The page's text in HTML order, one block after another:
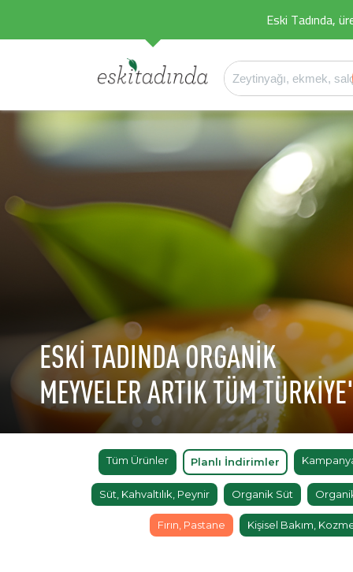
Eski Tadında,
ESKİ TADINDA ORGANİK
MEYVELER ARTIK TÜM
Tüm Ürünler Planlı İndirimler
Süt, Kahvaltılık, Peynir Organik Süt
Fırın, Pastane Kişisel Bakım,